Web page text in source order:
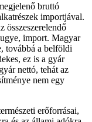
bruttó
importjával.
összeszerelendő
import. Magyar
továbbá a belföldi
ez is a gyár
nettó, tehát az
nem egy
erőforrásai,